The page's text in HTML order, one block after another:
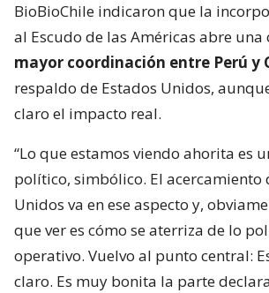
BioBioChile indicaron que la
al Escudo de las Américas abre
mayor coordinación entre Perú y
respaldo de Estados Unidos,
claro el impacto real.
“Lo que estamos viendo ahorita es
político, simbólico. El acercamiento
Unidos va en ese aspecto y,
que ver es cómo se aterriza de lo
operativo. Vuelvo al punto central:
claro. Es muy bonita la parte